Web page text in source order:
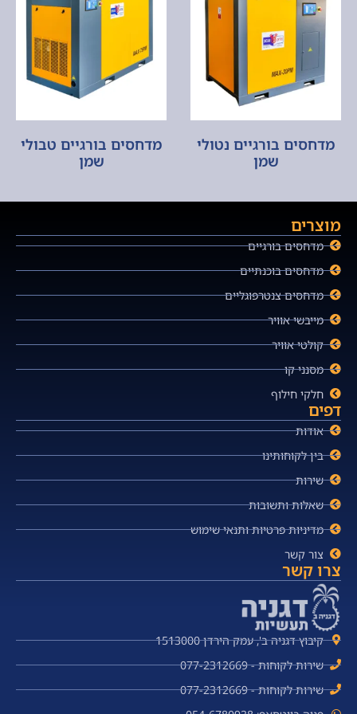
מדחסים בורגיים נטולי
שמן
מדחסים בורגיים טבולי
שמן
מוצרים
מדחסים בורגיים
מדחסים בוכנתיים
מדחסים צנטרפוגליים
מייבשי אוויר
קולטי אוויר
מסנני קו
חלקי חילוף
דפים
אודות
בין לקוחותינו
שירות
שאלות ותשובות
מדיניות פרטיות ותנאי שימוש
צור קשר
צרו קשר
קיבוץ דגניה ב', עמק הירדן 1513000
שירות לקוחות - 077-2312669
שירות לקוחות - 077-2312669